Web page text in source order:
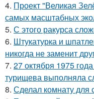
4. Проект "Великая
самых масштабных
5. С этого ракурса
6. Штукатурка и
никогда не заменит
7. 27 октября 1975
турищева выполняла
8. Сделал комнату для